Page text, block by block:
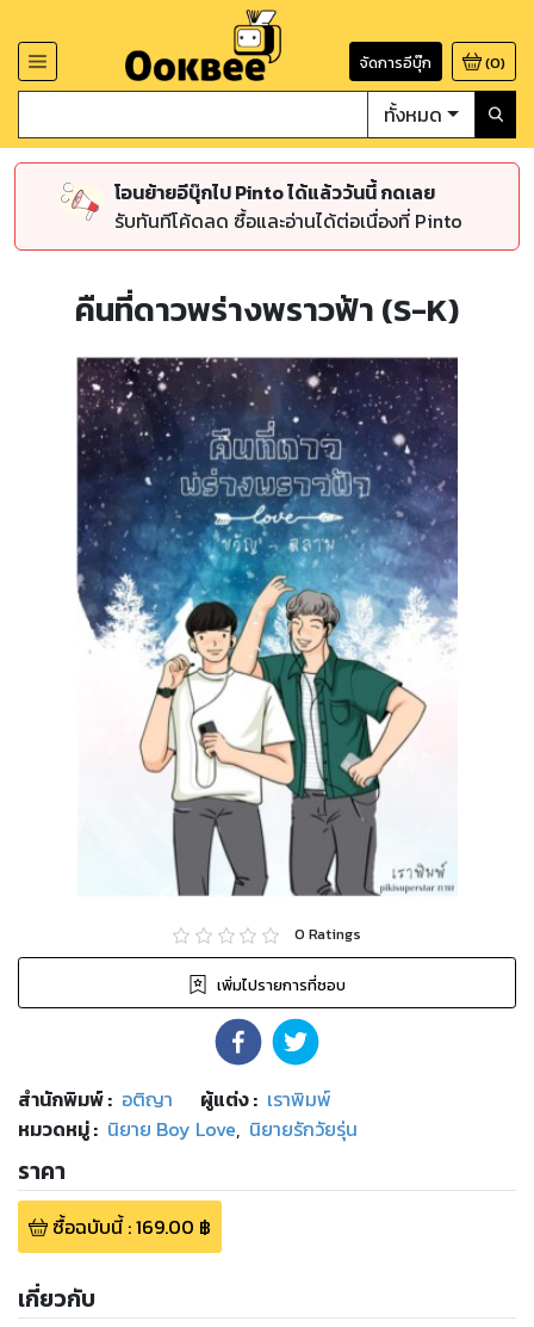
จัดการอีบุ๊ก (0)
ทั้งหมด
โอนย้ายอีบุ๊กไป Pinto ได้แล้ววันนี้ กดเลย
รับทันทีโค้ดลด ซื้อและอ่านได้ต่อเนื่องที่ Pinto
คืนที่ดาวพร่างพราวฟ้า (S-K)
0 Ratings
เพิ่มไปรายการที่ชอบ
สำนักพิมพ์: อติญา ผู้แต่ง : เราพิมพ์
หมวดหมู่: นิยาย Boy Love, นิยายรักวัยรุ่น
ราคา
ซื้อฉบับนี้:169.00 ฿
เกี่ยวกับ